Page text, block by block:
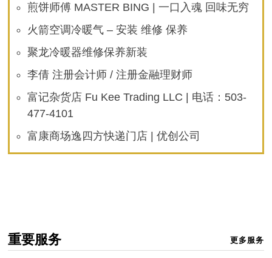
煎饼师傅 MASTER BING | 一口入魂 回味无穷
火箭空调冷暖气 – 安装 维修 保养
聚龙冷暖器维修保养新装
李倩 注册会计师 / 注册金融理财师
富记杂货店 Fu Kee Trading LLC | 电话：503-
477-4101
富康商场逸四方快递门店 | 优创公司
重要服务 更多服务